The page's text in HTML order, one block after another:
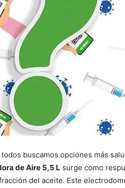
buscamos opciones más
de Aire 5,5 L surge como
del aceite. Este